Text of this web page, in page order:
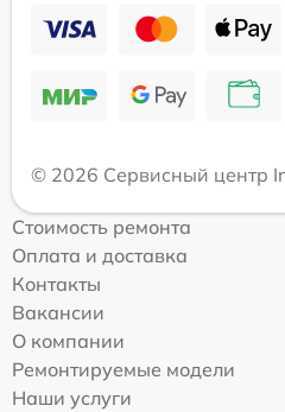
© 2026 Сервисный центр
Стоимость ремонта
Оплата и доставка
Контакты
Вакансии
О компании
Ремонтируемые модели
Наши услуги